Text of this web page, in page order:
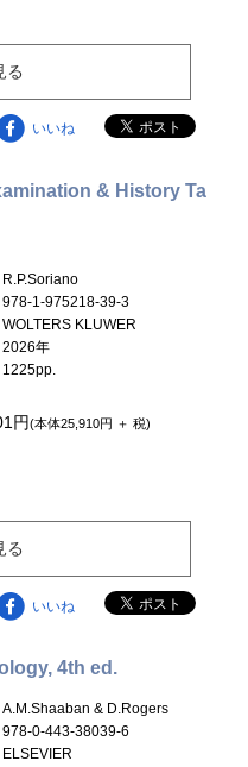
る
いいね
& History Ta
R.P.Soriano
978-1-975218-39-3
WOLTERS KLUWER
2026年
1225pp.
円(本体25,910円 ＋ 税)
る
いいね
4th ed.
A.M.Shaaban & D.Rogers
978-0-443-38039-6
ELSEVIER